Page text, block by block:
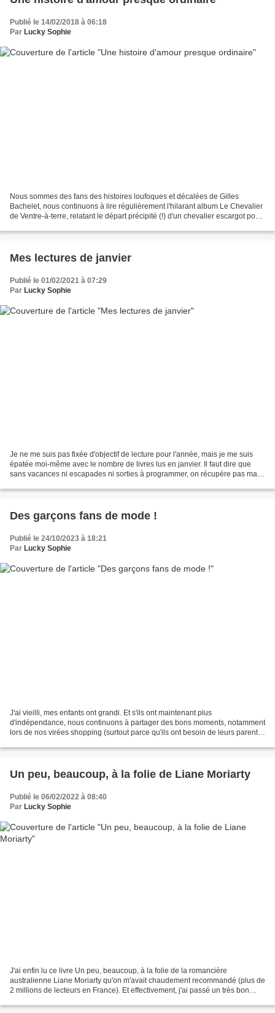
Publié le 14/02/2018 à 06:18
Par Lucky Sophie
Nous sommes des fans des histoires loufoques et décalées de Gilles
Bachelet, nous continuons à lire régulièrement l'hilarant album Le Chevalier
de Ventre-à-terre, relatant le départ précipité (!) d'un chevalier escargot pour
Mes lectures de janvier
Publié le 01/02/2021 à 07:29
Par Lucky Sophie
Je ne me suis pas fixée d'objectif de lecture pour l'année, mais je me suis
épatée moi-même avec le nombre de livres lus en janvier. Il faut dire que
sans vacances ni escapades ni sorties à programmer, on récupère pas mal
Des garçons fans de mode !
Publié le 24/10/2023 à 18:21
Par Lucky Sophie
J'ai vieilli, mes enfants ont grandi. Et s'ils ont maintenant plus
d'indépendance, nous continuons à partager des bons moments, notamment
lors de nos virées shopping (surtout parce qu'ils ont besoin de leurs parents
Un peu, beaucoup, à la folie de Liane Moriarty
Publié le 06/02/2022 à 08:40
Par Lucky Sophie
J'ai enfin lu ce livre Un peu, beaucoup, à la folie de la romancière
australienne Liane Moriarty qu'on m'avait chaudement recommandé (plus de
2 millions de lecteurs en France). Et effectivement, j'ai passé un très bon